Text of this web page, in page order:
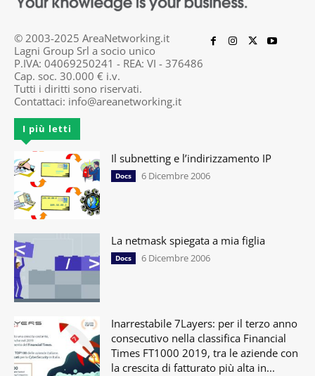
© 2003-2025 AreaNetworking.it
Lagni Group Srl a socio unico
P.IVA: 04069250241 - REA: VI - 376486
Cap. soc. 30.000 € i.v.
Tutti i diritti sono riservati.
Contattaci: info@areanetworking.it
I più letti
Il subnetting e l’indirizzamento IP
Docs 6 Dicembre 2006
La netmask spiegata a mia figlia
Docs 6 Dicembre 2006
Inarrestabile 7Layers: per il terzo anno
consecutivo nella classifica Financial
Times FT1000 2019, tra le aziende con
la crescita di fatturato più alta in...